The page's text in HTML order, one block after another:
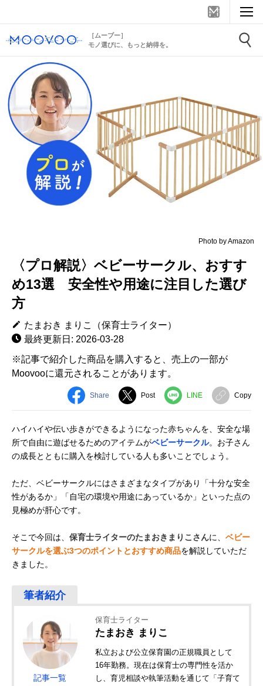
［ムーブー］
モノ選びに、もっと納得を。
Photo by Amazon
〈プロ解説〉ベビーサークル、おすす
め13選 安全性や用途に注目した選び
方
たまおき まりこ（保育士ライター）
最終更新日: 2026-03-28
※記事で紹介した商品を購入すると、売上の一部が
Moovooに還元されることがあります。
Share Post LINE Copy
ハイハイや伝い歩きができるようになった赤ちゃんを、安全な場
所で自由に遊ばせるためのアイテムがベビーサークル。お子さん
の成長とともに購入を検討している人も多いことでしょう。
ただ、ベビーサークルにはさまざまなタイプがあり「十分な安全
性があるか」「自宅の環境や用途にあっているか」といった点の
見極めが肝心です。
そこで今回は、 保育士ライターのたまおきまりこさんに、 ベビー
サークルを選ぶ3つのポイントとおすすめ商品を解説していただ
きました。
記事一覧
保育士ライター
たまおき まりこ
私立および公立保育園の正規職員として
16年勤務。現在は保育士の専門性を活か
し、育児相談や執筆活動を通じて「子育て